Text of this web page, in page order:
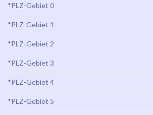
*PLZ-Gebiet 0
*PLZ-Gebiet 1
*PLZ-Gebiet 2
*PLZ-Gebiet 3
*PLZ-Gebiet 4
*PLZ-Gebiet 5